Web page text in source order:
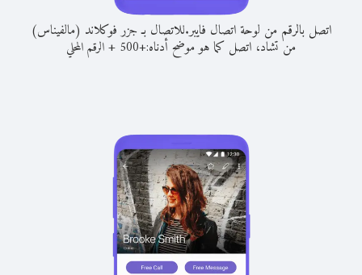
اتصل بالرقم من لوحة اتصال فايبر.للاتصال بـ جزر فوكلاند (مالفيناس)
من تشاد، اتصل كما هو موضح أدناه:+
500
+الرقم المحلي